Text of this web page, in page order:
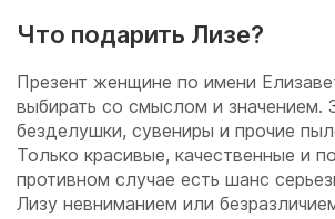
Что подарить Лизе?
Презент женщине по имени
выбирать со смыслом и значением.
безделушки, сувениры и прочие
Только красивые, качественные и
противном случае есть шанс
Лизу невниманием или